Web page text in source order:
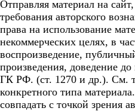
Отправляя материал на
требования авторского
права на использование
некоммерческих целях, в
воспроизведение,
произведения, доведение
ГК РФ. (ст. 1270 и др.). См.
конкретного типа
совпадать с точкой зрения